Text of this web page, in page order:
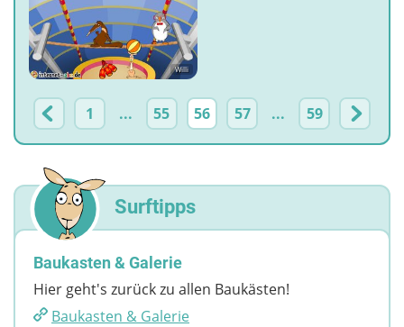
Willi
1 ... 55 56 57 ... 59
Surftipps
Baukasten & Galerie
Hier geht's zurück zu allen Baukästen!
Baukasten & Galerie